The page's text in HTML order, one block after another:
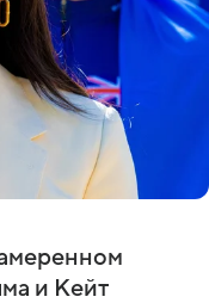
и Кейт